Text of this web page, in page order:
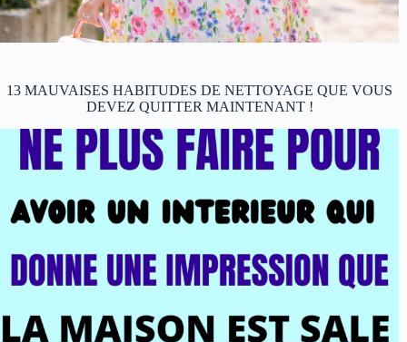
13 MAUVAISES HABITUDES DE NETTOYAGE QUE VOUS
DEVEZ QUITTER MAINTENANT !